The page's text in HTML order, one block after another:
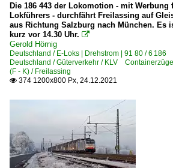
Die 186 443 der Lokomotion - mit Werbung
Lokführers - durchfährt Freilassing auf
aus Richtung Salzburg nach München. Es
kurz vor 14.30 Uhr. 
Gerold Hörnig
Deutschland / E-Loks | Drehstrom | 91 80 / 6
Deutschland / Güterverkehr / KLV Containerzüge
(F - K) / Freilassing
 374 1200x800 Px, 24.12.2021